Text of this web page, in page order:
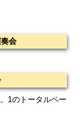
会
1のトータルペー